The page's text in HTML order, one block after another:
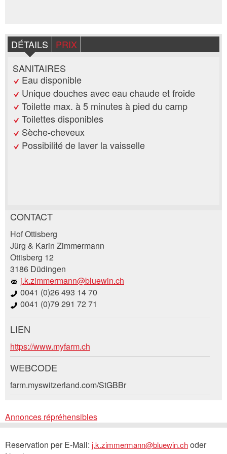
DÉTAILS
PRIX
SANITAIRES
Eau disponible
Unique douches avec eau chaude et froide
Toilette max. à 5 minutes à pied du camp
Toilettes disponibles
Sèche-cheveux
Possibilité de laver la vaisselle
Annonces répréhensibles
Vos commentaires sont grandement appréciés!
Commentaires généraux
Cette annonce n'est plus valable
Annonce incomplète
Nachricht
Recommander l'annonce
Recommandez cette annonce à des amis.
RECOMMANDER L'ANNONCE
Fermer
Reservation per E-Mail: j.k.zimmermann@bluewin.choder
CONTACT
Hof Ottisberg
Jürg & Karin Zimmermann
Ottisberg 12
3186 Düdingen
j.k.zimmermann@bluewin.ch
0041 (0)26 493 14 70
0041 (0)79 291 72 71
Demande de réservation
Composez un message à la personne de
contact pour cette annonce .
Ouvrir
AOÛT 2026
Ouvrir
LIEN
https://www.myfarm.ch
WEBCODE
farm.myswitzerland.com/StGBBr
Annonces répréhensibles
Protection des données